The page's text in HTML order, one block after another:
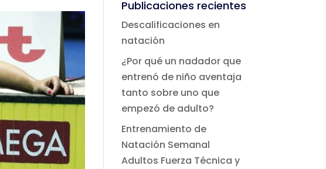
Publicaciones recientes
Descalificaciones en
natación
¿Por qué un nadador que
entrenó de niño aventaja
tanto sobre uno que
empezó de adulto?
Entrenamiento de
Natación Semanal
Adultos Fuerza Técnica y